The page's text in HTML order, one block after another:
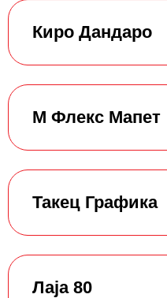
Киро Дандаро
М Флекс Мапет
Такец Графика
Лаја 80